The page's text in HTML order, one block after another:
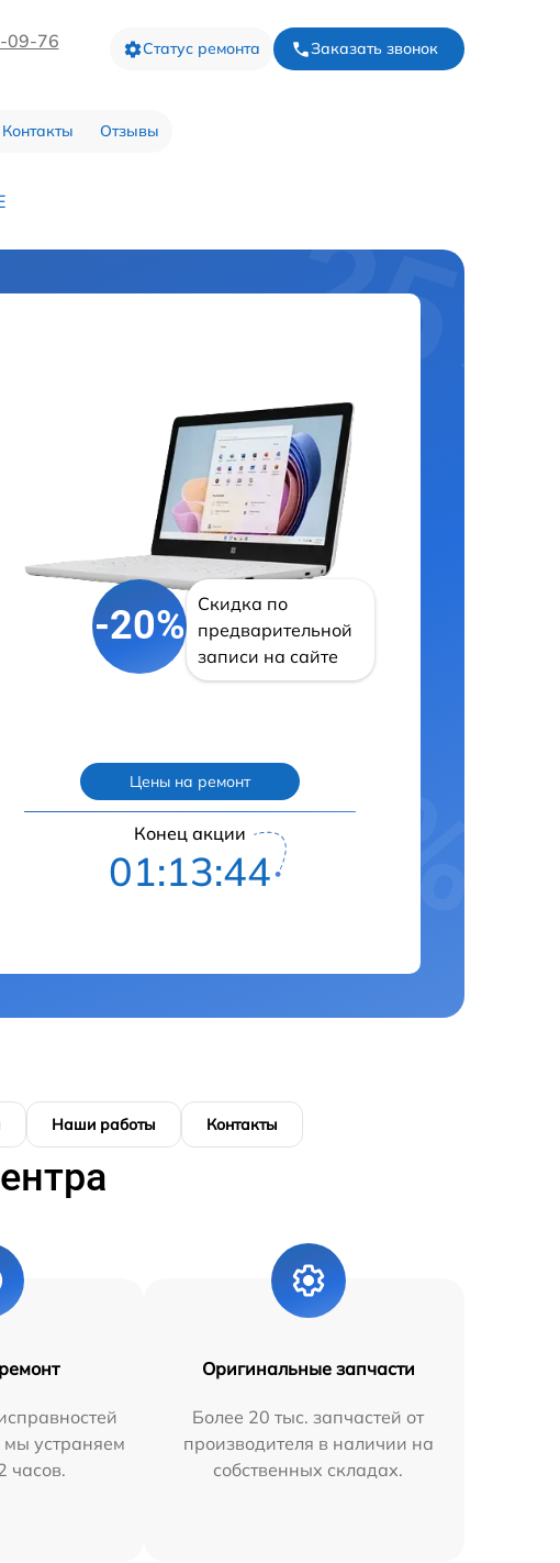
09-76 Статус ремонта Заказать звонок
Контакты Отзывы
-20%
Скидка по
предварительной
записи на сайте
Цены на ремонт
Конец акции
01:13:43
Наши работы Контакты
мы устраняем
часов.
Оригинальные запчасти
Более 20 тыс. запчастей от
производителя в наличии на
собственных складах.